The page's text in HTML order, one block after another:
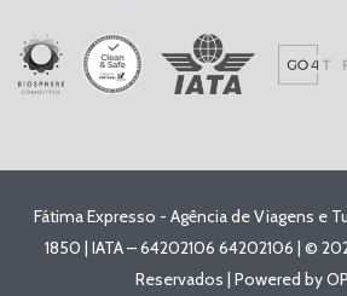
Fátima Expresso - Agência de Viagens e
1850 | IATA – 64202106 64202106 | ©
Reservados | Powered by